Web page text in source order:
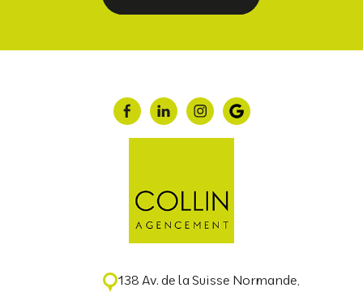
138 Av. de la Suisse Normande,